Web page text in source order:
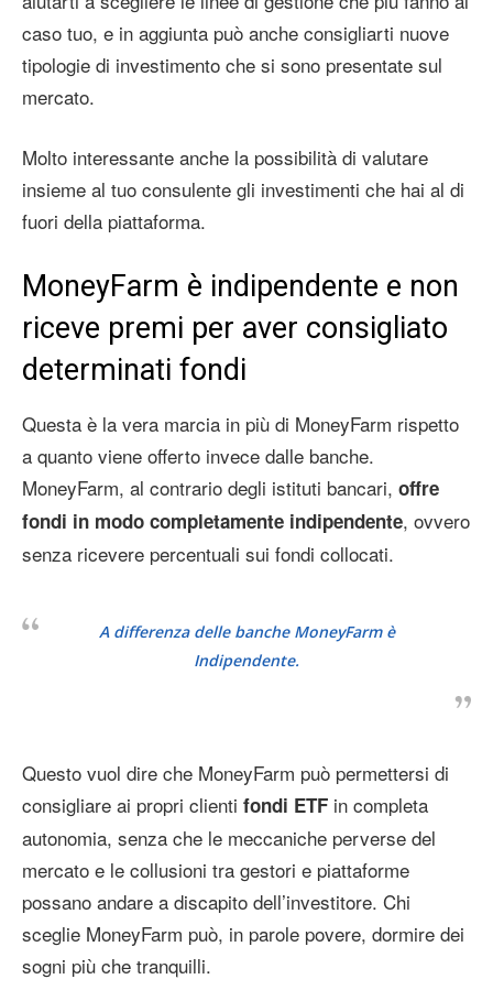
caso tuo, e in aggiunta può anche consigliarti nuove
tipologie di investimento che si sono presentate sul
mercato.
Molto interessante anche la possibilità di valutare
insieme al tuo consulente gli investimenti che hai al di
fuori della piattaforma.
MoneyFarm è indipendente e non
riceve premi per aver consigliato
determinati fondi
Questa è la vera marcia in più di MoneyFarm rispetto
a quanto viene offerto invece dalle banche.
MoneyFarm, al contrario degli istituti bancari, offre
fondi in modo completamente indipendente, ovvero
senza ricevere percentuali sui fondi collocati.
A differenza delle banche MoneyFarm è
Indipendente.
Questo vuol dire che MoneyFarm può permettersi di
consigliare ai propri clienti fondi ETF in completa
autonomia, senza che le meccaniche perverse del
mercato e le collusioni tra gestori e piattaforme
possano andare a discapito dell’investitore. Chi
sceglie MoneyFarm può, in parole povere, dormire dei
sogni più che tranquilli.